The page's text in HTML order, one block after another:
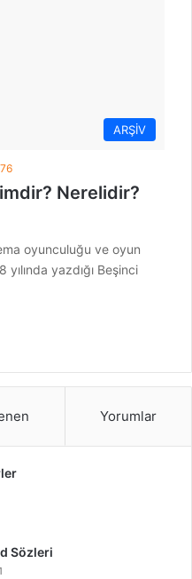
ARŞİV
Nerelidir?
oyunculuğu ve oyun
yazdığı Beşinci
Yorumlar
Sözleri